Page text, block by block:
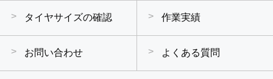
タイヤサイズの確認 作業実績
お問い合わせ よくある質問